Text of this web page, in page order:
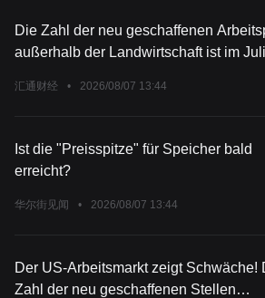
Die Zahl der neu geschaffenen
außerhalb der Landwirtschaft ist im Juli
schoss um 60 Dollar in die Höhe, die
augenblicklich zusammen.
汇通财经 • 2026/08/07 13:44
Ist die "Preisspitze" für Speicher bald
erreicht?
华尔街见闻 • 2026/08/07 13:44
Der US-Arbeitsmarkt zeigt Schwäche!
Zahl der neu geschaffenen Stellen